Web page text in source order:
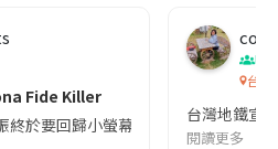
Fide Killer
終於要回歸小螢幕啦!這次的劇本改編
co
吹
台灣
台灣地鐵宣
閱讀更多